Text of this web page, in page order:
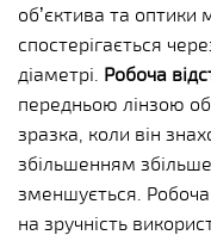
об’єктива та оптики
спостерігається
діаметрі. Робоча
передньою лінзою
зразка, коли він
збільшенням
зменшується.
на зручність